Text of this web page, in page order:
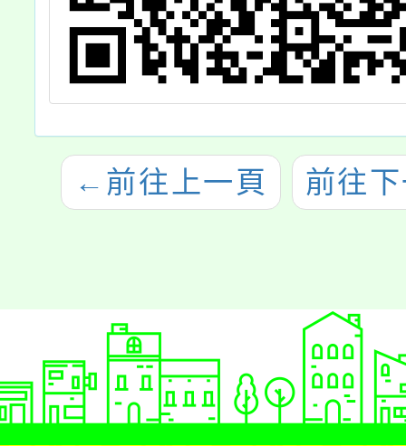
← 前往上一頁 前往